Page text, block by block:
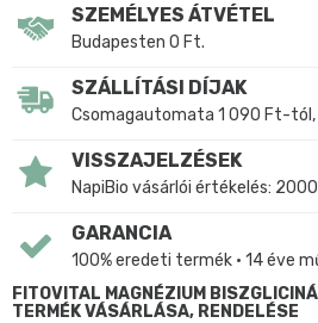
SZEMÉLYES ÁTVÉTEL
Budapesten 0 Ft.
SZÁLLÍTÁSI DÍJAK
Csomagautomata 1 090 Ft-
VISSZAJELZÉSEK
NapiBio vásárlói értékelés:
GARANCIA
100% eredeti termék • 14 éve
FITOVITAL MAGNÉZIUM
TERMÉK VÁSÁRLÁSA, RENDELÉSE